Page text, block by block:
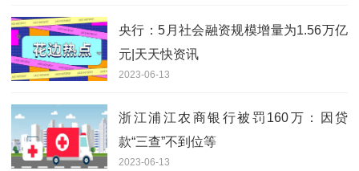
央行：5月社会融资规模增量为1.56万亿
元|天天快资讯
2023-06-13
浙江浦江农商银行被罚160万：因贷
款“三查”不到位等
2023-06-13